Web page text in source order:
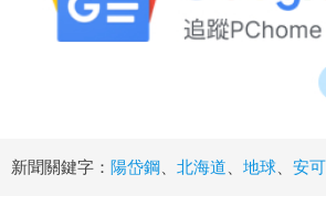
新聞關鍵字： 陽岱鋼 北海道 地球 安可